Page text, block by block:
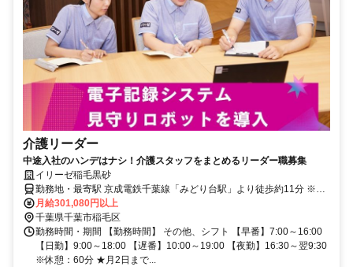
介護リーダー
中途入社のハンデはナシ！介護スタッフをまとめるリーダー職募集
イリーゼ稲毛黒砂
勤務地・最寄駅 京成電鉄千葉線「みどり台駅」より徒歩約11分 ※車
通勤OK
月給301,080円以上
千葉県千葉市稲毛区
勤務時間・期間 【勤務時間】 その他、シフト 【早番】7:00～16:00
【日勤】9:00～18:00 【遅番】10:00～19:00 【夜勤】16:30～翌9:30
※休憩：60分 ★月2日まで...